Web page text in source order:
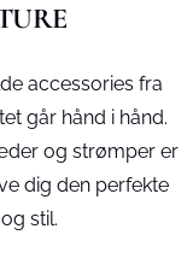
accessories fra
går hånd i hånd.
og strømper er
dig den perfekte
stil.